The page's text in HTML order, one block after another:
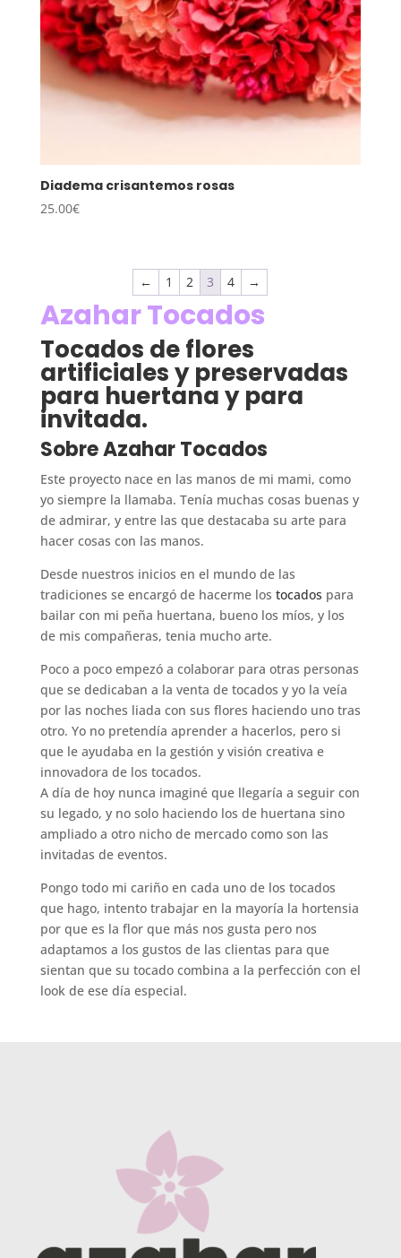
Diadema crisantemos rosas
25.00€
← 1 2 3 4 →
Azahar Tocados
Tocados de flores
artificiales y preservadas
para huertana y para
invitada.
Sobre Azahar Tocados
Este proyecto nace en las manos de mi mami, como
yo siempre la llamaba. Tenía muchas cosas buenas y
de admirar, y entre las que destacaba su arte para
hacer cosas con las manos.
Desde nuestros inicios en el mundo de las
tradiciones se encargó de hacerme los tocados para
bailar con mi peña huertana, bueno los míos, y los
de mis compañeras, tenia mucho arte.
Poco a poco empezó a colaborar para otras personas
que se dedicaban a la venta de tocados y yo la veía
por las noches liada con sus flores haciendo uno tras
otro. Yo no pretendía aprender a hacerlos, pero si
que le ayudaba en la gestión y visión creativa e
innovadora de los tocados.
A día de hoy nunca imaginé que llegaría a seguir con
su legado, y no solo haciendo los de huertana sino
ampliado a otro nicho de mercado como son las
invitadas de eventos.
Pongo todo mi cariño en cada uno de los tocados
que hago, intento trabajar en la mayoría la hortensia
por que es la flor que más nos gusta pero nos
adaptamos a los gustos de las clientas para que
sientan que su tocado combina a la perfección con el
look de ese día especial.